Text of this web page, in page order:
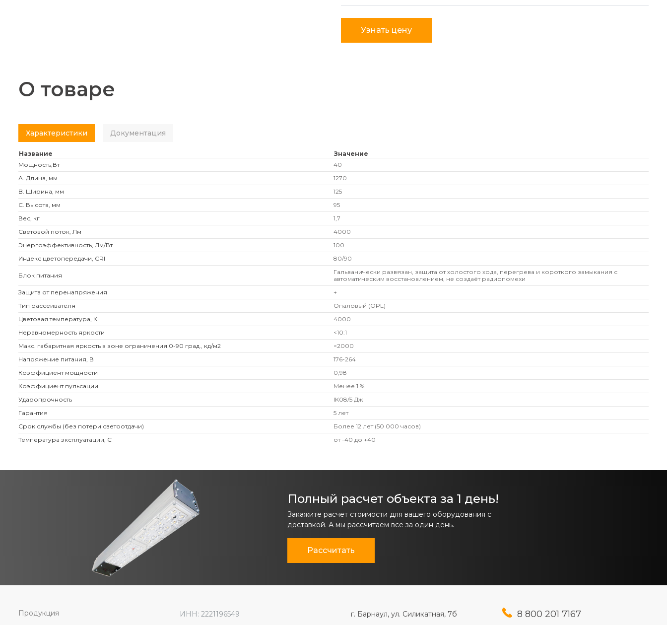
Узнать цену
О товаре
Характеристики Документация
Название
Значение
Мощность,Вт
40
А. Длина, мм
1270
B. Ширина, мм
125
C. Высота, мм
95
Вес, кг
1,7
Световой поток, Лм
4000
Энергоэффективность, Лм/Вт
100
Индекс цветопередачи, CRI
80/90
Блок питания
Гальванически развязан, защита от холостого хода, перегрева и короткого замыкания с
автоматическим восстановлением, не создаёт радиопомехи
Защита от перенапряжения
+
Тип рассеивателя
Опаловый (OPL)
Цветовая температура, К
4000
Неравномерность яркости
<10:1
Макс. габаритная яркость в зоне ограничения 0-90 град., кд/м2
<2000
Напряжение питания, В
176-264
Коэффициент мощности
0,98
Коэффициент пульсации
Менее 1 %
Ударопрочность
IK08/5 Дж
Гарантия
5 лет
Срок службы (без потери светоотдачи)
Более 12 лет (50 000 часов)
Температура эксплуатации, С
от -40 до +40
Полный расчет объекта за 1 день!
Закажите расчет стоимости для вашего оборудования с
доставкой. А мы рассчитаем все за один день.
Рассчитать
Продукция
ИНН: 2221196549 г. Барнаул, ул. Силикатная, 7б 8 800 201 7167